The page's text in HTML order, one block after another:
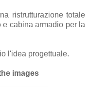
ristrutturazione totale
cabina armadio per la
l'idea progettuale.
images